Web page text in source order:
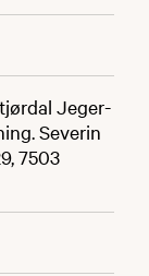
Jeger-
Severin
7503